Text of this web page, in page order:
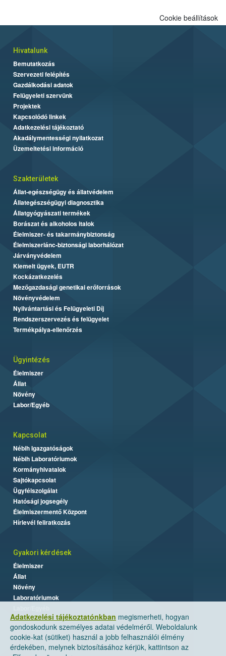
Adatkezelési tájékoztatónkban megismerheti, hogyan
gondoskodunk személyes adatai védelméről. Weboldalunk
cookie-kat (sütiket) használ a jobb felhasználói élmény
érdekében, melynek biztosításához kérjük, kattintson az
Cookie beállítások
Hivatalunk
Bemutatkozás
Szervezeti felépítés
Gazdálkodási adatok
Felügyeleti szervünk
Projektek
Kapcsolódó linkek
Adatkezelési tájékoztató
Akadálymentességi nyilatkozat
Üzemeltetési információ
Szakterületek
Állat-egészségügy és állatvédelem
Állategészségügyi diagnosztika
Állatgyógyászati termékek
Borászat és alkoholos italok
Élelmiszer- és takarmánybiztonság
Élelmiszerlánc-biztonsági laborhálózat
Járványvédelem
Kiemelt ügyek, EUTR
Kockázatkezelés
Mezőgazdasági genetikai erőforrások
Növényvédelem
Nyilvántartási és Felügyeleti Díj
Rendszerszervezés és felügyelet
Termékpálya-ellenőrzés
Ügyintézés
Élelmiszer
Állat
Növény
Labor/Egyéb
Kapcsolat
Nébih Igazgatóságok
Nébih Laboratóriumok
Kormányhivatalok
Sajtókapcsolat
Ügyfélszolgálat
Hatósági jogsegély
Élelmiszermentő Központ
Hírlevél feliratkozás
Gyakori kérdések
Élelmiszer
Állat
Növény
Laboratóriumok